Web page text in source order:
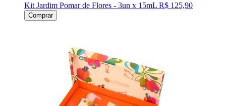
Kit Jardim Pomar de Flores - 3un x 15mL R$ 125,90
Comprar